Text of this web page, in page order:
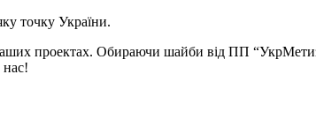
точку України.
проектах. Обираючи шайби від ПП
нас!